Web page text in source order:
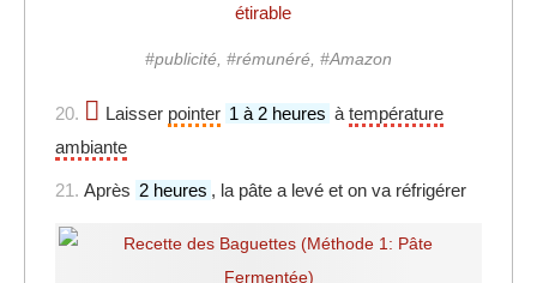
étirable
#publicité, #rémunéré, #Amazon
20. Laisser pointer 1 à 2 heures à température
ambiante
21. Après 2 heures , la pâte a levé et on va réfrigérer